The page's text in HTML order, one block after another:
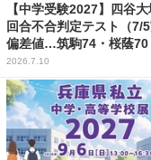
【中学受験2027】四谷
回合不合判定テスト（7/5
偏差値…筑駒74・桜蔭70
2026.7.10